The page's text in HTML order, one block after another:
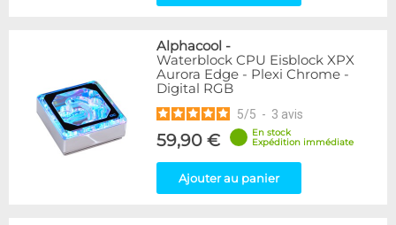
Alphacool -
Waterblock CPU Eisblock XPX
Aurora Edge - Plexi Chrome -
Digital RGB
5/5 - 3 avis
59,90 €
En stock
Expédition immédiate
Ajouter au panier